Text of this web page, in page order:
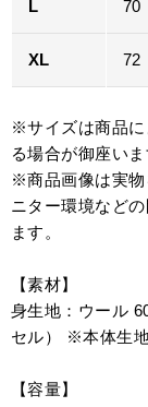
L 70
XL 72
※サイズは商品に
る場合が御座いま
※商品画像は実物
ニター環境など
ます。
【素材】
身生地：ウール
セル） ※本体生
【容量】